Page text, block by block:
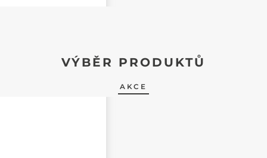
VÝBĚR PRODUKTŮ
AKCE